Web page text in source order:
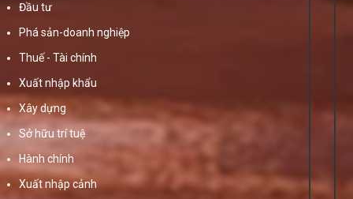
Đầu tư
Phá sản-doanh nghiệp
Thuế - Tài chính
Xuất nhập khẩu
Xây dựng
Sở hữu trí tuệ
Hành chính
Xuất nhập cảnh